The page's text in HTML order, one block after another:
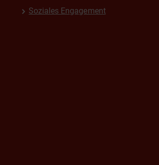
Soziales Engagement